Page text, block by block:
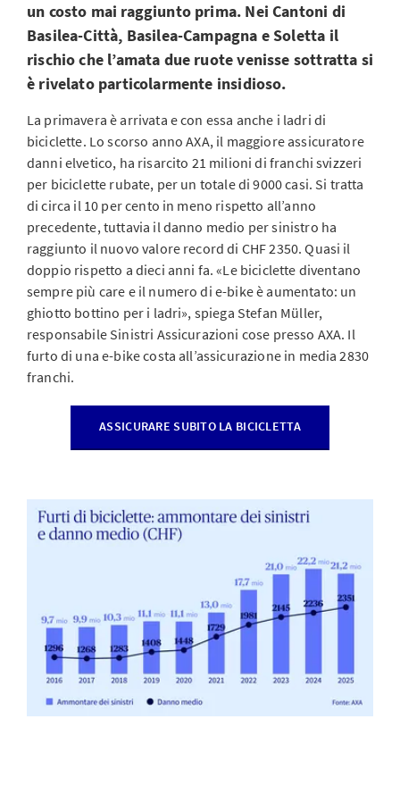
un costo mai raggiunto prima. Nei Cantoni di
Basilea-Città, Basilea-Campagna e Soletta il
rischio che l’amata due ruote venisse sottratta si
è rivelato particolarmente insidioso.
La primavera è arrivata e con essa anche i ladri di
biciclette. Lo scorso anno AXA, il maggiore assicuratore
danni elvetico, ha risarcito 21 milioni di franchi svizzeri
per biciclette rubate, per un totale di 9000 casi. Si tratta
di circa il 10 per cento in meno rispetto all’anno
precedente, tuttavia il danno medio per sinistro ha
raggiunto il nuovo valore record di CHF 2350. Quasi il
doppio rispetto a dieci anni fa. «Le biciclette diventano
sempre più care e il numero di e-bike è aumentato: un
ghiotto bottino per i ladri», spiega Stefan Müller,
responsabile Sinistri Assicurazioni cose presso AXA. Il
furto di una e-bike costa all’assicurazione in media 2830
franchi.
ASSICURARE SUBITO LA BICICLETTA